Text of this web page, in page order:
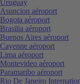
Uruguay
Asuncion aéroport
Bogota aéroport
Brasilia aéroport
Buenos Aires aéroport
Cayenne aéroport
Lima aéroport
Montevideo aéroport
Paramaribo aéroport
Rio De Janeiro